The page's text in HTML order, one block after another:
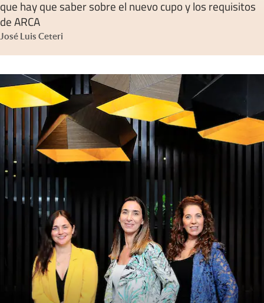
que hay que saber sobre el nuevo cupo y los requisitos
de ARCA
José Luis Ceteri